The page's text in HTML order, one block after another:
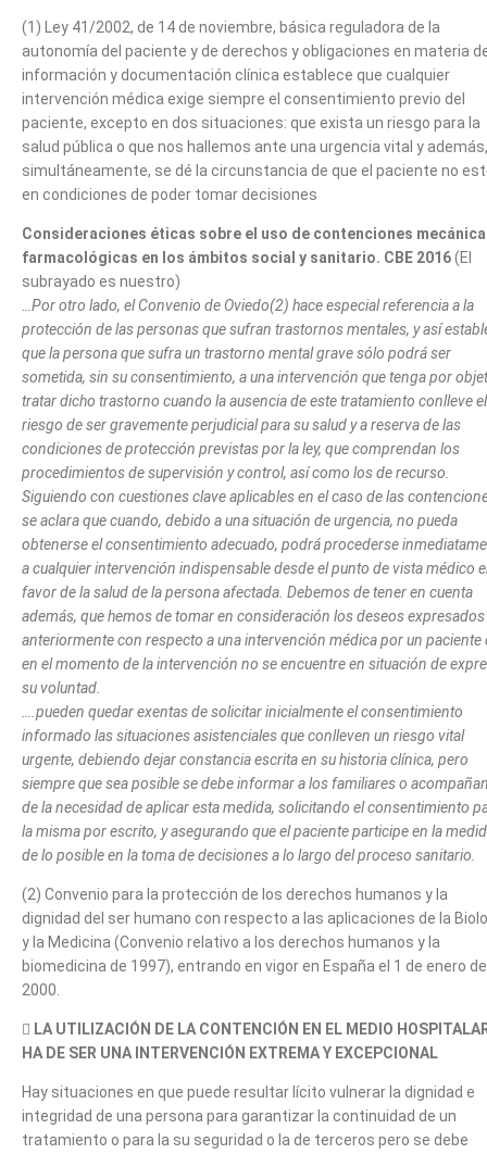
(1) Ley 41/2002, de 14 de noviembre, básica reguladora de la
autonomía del paciente y de derechos y obligaciones en materia
información y documentación clínica establece que cualquier
intervención médica exige siempre el consentimiento previo del
paciente, excepto en dos situaciones: que exista un riesgo para la
salud pública o que nos hallemos ante una urgencia vital y además,
simultáneamente, se dé la circunstancia de que el paciente no
en condiciones de poder tomar decisiones
Consideraciones éticas sobre el uso de contenciones
farmacológicas en los ámbitos social y sanitario. CBE 2016(El
subrayado es nuestro)
…Por otro lado, el Convenio de Oviedo(2) hace especial referencia a la
protección de las personas que sufran trastornos mentales, y así
que la persona que sufra un trastorno mental grave sólo podrá ser
sometida, sin su consentimiento, a una intervención que tenga por
tratar dicho trastorno cuando la ausencia de este tratamiento conlleve el
riesgo de ser gravemente perjudicial para su salud y a reserva de las
condiciones de protección previstas por la ley, que comprendan los
procedimientos de supervisión y control, así como los de recurso.
Siguiendo con cuestiones clave aplicables en el caso de las
se aclara que cuando, debido a una situación de urgencia, no pueda
obtenerse el consentimiento adecuado, podrá procederse
a cualquier intervención indispensable desde el punto de vista médico
favor de la salud de la persona afectada. Debemos de tener en cuenta
además, que hemos de tomar en consideración los deseos expresados
anteriormente con respecto a una intervención médica por un paciente
en el momento de la intervención no se encuentre en situación de
su voluntad.
….pueden quedar exentas de solicitar inicialmente el consentimiento
informado las situaciones asistenciales que conlleven un riesgo vital
urgente, debiendo dejar constancia escrita en su historia clínica, pero
siempre que sea posible se debe informar a los familiares o
de la necesidad de aplicar esta medida, solicitando el consentimiento
la misma por escrito, y asegurando que el paciente participe en la
de lo posible en la toma de decisiones a lo largo del proceso sanitario.
(2) Convenio para la protección de los derechos humanos y la
dignidad del ser humano con respecto a las aplicaciones de la
y la Medicina (Convenio relativo a los derechos humanos y la
biomedicina de 1997), entrando en vigor en España el 1 de enero de
2000.
 LA UTILIZACIÓN DE LA CONTENCIÓN EN EL MEDIO
HA DE SER UNA INTERVENCIÓN EXTREMA Y EXCEPCIONAL
Hay situaciones en que puede resultar lícito vulnerar la dignidad e
integridad de una persona para garantizar la continuidad de un
tratamiento o para la su seguridad o la de terceros pero se debe